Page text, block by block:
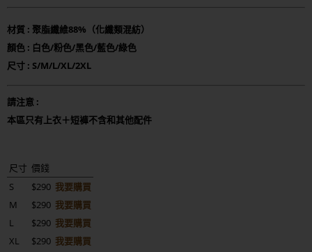
材質 : 聚脂纖維88%（化纖類混紡）
顏色 : 白色/粉色/黑色/藍色/綠色
尺寸 : S/M/L/XL/2XL
請注意 :
本區只有上衣＋短褲不含和其他配件
尺寸 價錢
S
$290 我要購買
M
$290 我要購買
L
$290 我要購買
XL
$290 我要購買